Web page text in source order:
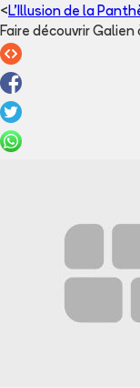
< L'Illusion de la
Faire découvrir Galien